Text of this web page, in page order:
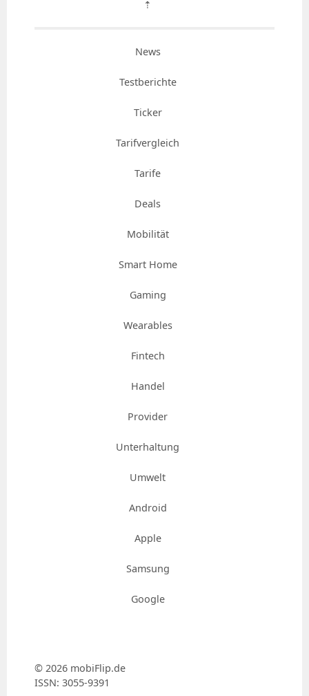
⇡
News
Testberichte
Ticker
Tarifvergleich
Tarife
Deals
Mobilität
Smart Home
Gaming
Wearables
Fintech
Handel
Provider
Unterhaltung
Umwelt
Android
Apple
Samsung
Google
© 2026 mobiFlip.de
ISSN: 3055-9391